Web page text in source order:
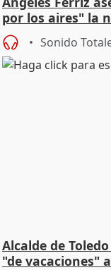
por los aires" la
SMA
Sonido
Alcalde de
"de vacaciones"